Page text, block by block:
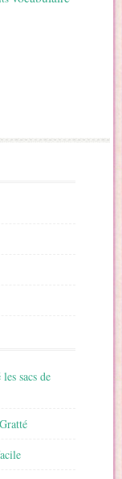
sacs de